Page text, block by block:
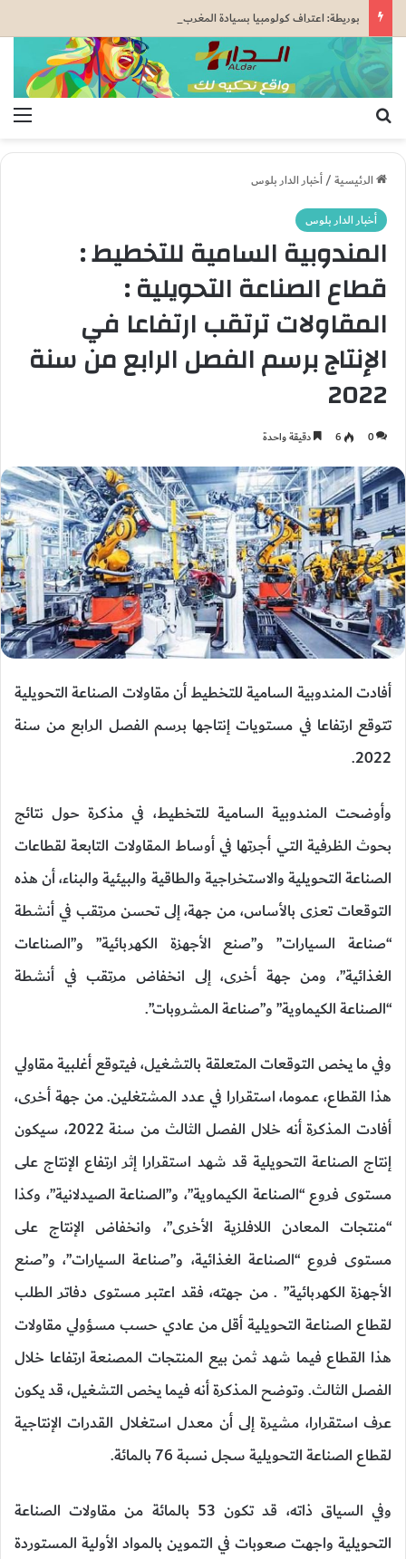
بوريطة: اعتراف كولومبيا بسيادة المغرب على صحرائه «قرار تاريخي»…
الرئيسية/أخبار الدار بلوس
أخبار الدار بلوس
المندوبية السامية للتخطيط :
قطاع الصناعة التحويلية :
المقاولات ترتقب ارتفاعا في
الإنتاج برسم الفصل الرابع من سنة
2022
0
6 دقيقة واحدة
أفادت المندوبية السامية للتخطيط أن مقاولات الصناعة التحويلية
تتوقع ارتفاعا في مستويات إنتاجها برسم الفصل الرابع من سنة
2022.
وأوضحت المندوبية السامية للتخطيط، في مذكرة حول نتائج
بحوث الظرفية التي أجرتها في أوساط المقاولات التابعة لقطاعات
الصناعة التحويلية والاستخراجية والطاقية والبيئية والبناء، أن هذه
التوقعات تعزى بالأساس، من جهة، إلى تحسن مرتقب في أنشطة
“صناعة السيارات” و”صنع الأجهزة الكهربائية” و”الصناعات
الغذائية”، ومن جهة أخرى، إلى انخفاض مرتقب في أنشطة
“الصناعة الكيماوية” و”صناعة المشروبات”.
وفي ما يخص التوقعات المتعلقة بالتشغيل، فيتوقع أغلبية مقاولي
هذا القطاع، عموما، استقرارا في عدد المشتغلين. من جهة أخرى،
أفادت المذكرة أنه خلال الفصل الثالث من سنة 2022، سيكون
إنتاج الصناعة التحويلية قد شهد استقرارا إثر ارتفاع الإنتاج على
مستوى فروع “الصناعة الكيماوية”، و”الصناعة الصيدلانية”، وكذا
“منتجات المعادن اللافلزية الأخرى”، وانخفاض الإنتاج على
مستوى فروع “الصناعة الغذائية، و”صناعة السيارات”، و”صنع
الأجهزة الكهربائية” . من جهته، فقد اعتبر مستوى دفاتر الطلب
لقطاع الصناعة التحويلية أقل من عادي حسب مسؤولي مقاولات
هذا القطاع فيما شهد ثمن بيع المنتجات المصنعة ارتفاعا خلال
الفصل الثالث. وتوضح المذكرة أنه فيما يخص التشغيل، قد يكون
عرف استقرارا، مشيرة إلى أن معدل استغلال القدرات الإنتاجية
لقطاع الصناعة التحويلية سجل نسبة 76 بالمائة.
وفي السياق ذاته، قد تكون 53 بالمائة من مقاولات الصناعة
التحويلية واجهت صعوبات في التموين بالمواد الأولية المستوردة